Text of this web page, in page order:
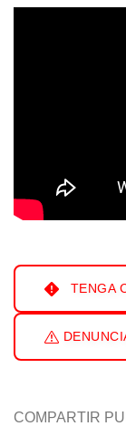
TENGA
COMPARTIR